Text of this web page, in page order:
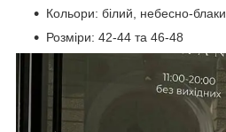
Кольори: білий, небесно-
Розміри: 42-44 та 46-48